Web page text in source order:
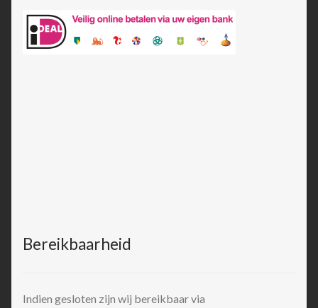
Bereikbaarheid
Indien gesloten zijn wij bereikbaar via